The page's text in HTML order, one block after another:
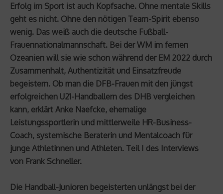
Erfolg im Sport ist auch Kopfsache. Ohne mentale Skills
geht es nicht. Ohne den nötigen Team-Spirit ebenso
wenig. Das weiß auch die deutsche Fußball-
Frauennationalmannschaft. Bei der WM im fernen
Ozeanien will sie wie schon während der EM 2022 durch
Zusammenhalt, Authentizität und Einsatzfreude
begeistern. Ob man die DFB-Frauen mit den jüngst
erfolgreichen U21-Handballern des DHB vergleichen
kann, erklärt Anke Naefcke, ehemalige
Leistungssportlerin und mittlerweile HR-Business-
Coach, systemische Beraterin und Mentalcoach für
junge Athletinnen und Athleten. Teil I des Interviews
von Frank Schneller.
Die Handball-Junioren begeisterten unlängst bei der